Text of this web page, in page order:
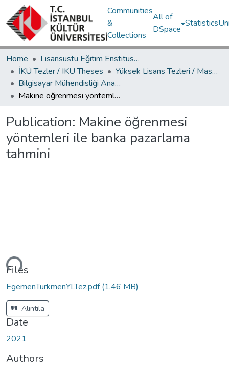
Communities
&
Collections
All of
DSpace
Statistics
Home
Lisansüstü Eğitim Enstitüsü / Postgraduate Education Institute
İKÜ Tezler / IKU Theses
Yüksek Lisans Tezleri / Master's Theses
Bilgisayar Mühendisliği Ana Bilim Dalı / Department of Computer Engineering
Makine öğrenmesi yöntemleri ile banka pazarlama tahmini
Publication: Makine öğrenmesi
yöntemleri ile banka pazarlama
tahmini
Files
EgemenTürkmenYLTez.pdf(1.46 MB)
Alıntıla
Date
2021
Authors